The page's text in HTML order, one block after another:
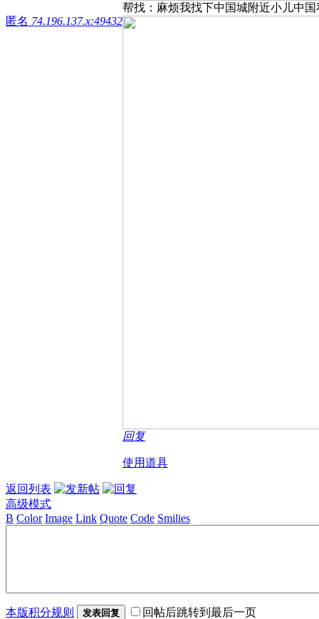
匿名 74.196.137.x:49432
帮找：麻烦我找下中国城附近小儿中国
回复
使用道具
返回列表
高级模式
B Color Image Link Quote Code Smilies
本版积分规则 发表回复 回帖后跳转到最后一页